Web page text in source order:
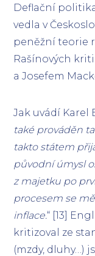
Deflační
vedla v
peněžní teorie
Rašínových
a Josefem
Jak uvádí Karel
také prováděn
takto státem
původní úmysl
z majetku po
procesem se
inflace.“ [13]
kritizoval ze
(mzdy, dluhy…)